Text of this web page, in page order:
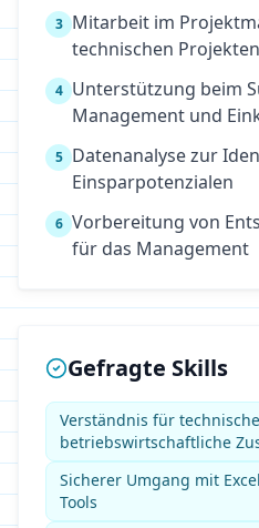
3 Mitarbeit im
technischen Projekten
4 Unterstützung beim
Management und
5 Datenanalyse zur
Einsparpotenzialen
6 Vorbereitung von
für das Management
Gefragte Skills
Verständnis für
betriebswirtschaftliche
Sicherer Umgang mit
Tools